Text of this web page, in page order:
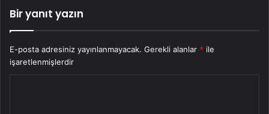
Bir yanıt yazın
E-posta adresiniz yayınlanmayacak. Gerekli alanlar * ile
işaretlenmişlerdir